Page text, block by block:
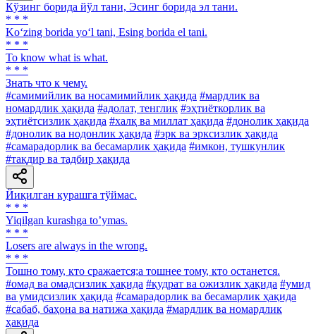
Кўзинг борида йўл тани, Эсинг борида эл тани.
* * *
Ko‘zing borida yo‘l tani, Esing borida el tani.
* * *
To know what is what.
* * *
Знать что к чему.
#самимийлик ва носамимийлик ҳақида #мардлик ва
номардлик ҳақида #адолат, тенглик #эҳтиёткорлик ва
эҳтиётсизлик ҳақида #халқ ва миллат ҳақида #донолик ҳақида
#донолик ва нодонлик ҳақида #эрк ва эрксизлик ҳақида
#самарадорлик ва бесамарлик ҳақида #имкон, тушкунлик
#тақдир ва тадбир ҳақида
Йиқилган курашга тўймас.
* * *
Yiqilgan kurashga toʼymas.
* * *
Losers are always in the wrong.
* * *
Тошно тому, кто сражается;а тошнее тому, кто останется.
#омад ва омадсизлик ҳақида #қудрат ва ожизлик ҳақида #умид
ва умидсизлик ҳақида #самарадорлик ва бесамарлик ҳақида
#сабаб, баҳона ва натижа ҳақида #мардлик ва номардлик
ҳақида